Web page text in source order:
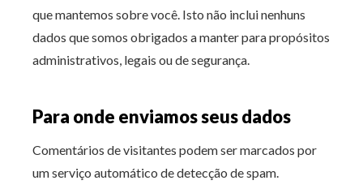
que mantemos sobre você. Isto não inclui nenhuns
dados que somos obrigados a manter para propósitos
administrativos, legais ou de segurança.
Para onde enviamos seus dados
Comentários de visitantes podem ser marcados por
um serviço automático de detecção de spam.